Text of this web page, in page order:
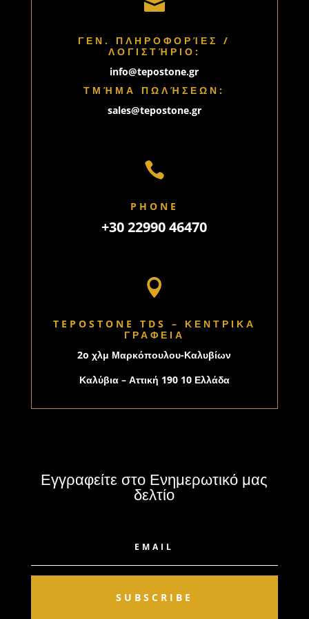
ΓΕΝ. ΠΛΗΡΟΦΟΡΊΕΣ /
ΛΟΓΙΣΤΉΡΙΟ:
info@tepostone.gr
ΤΜΉΜΑ ΠΩΛΉΣΕΩΝ:
sales@tepostone.gr

PHONE
+30 22990 46470

TEPOSTONE TDS – ΚΕΝΤΡΙΚΑ
ΓΡΑΦΕΙΑ
2o χλμ Μαρκόπουλου-Καλυβίων
Καλύβια – Αττική 190 10 Ελλάδα
Εγγραφείτε στο Ενημερωτικό μας
δελτίο
SUBSCRIBE